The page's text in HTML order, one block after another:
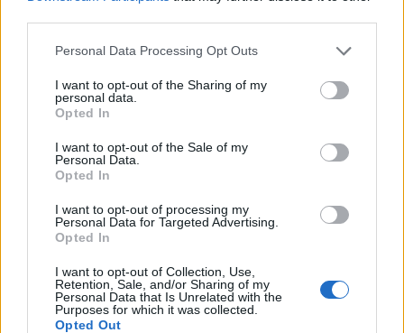
Personal Data Processing Opt Outs
I want to opt-out of the Sharing of my
personal data.
Opted In
I want to opt-out of the Sale of my
Personal Data.
Opted In
I want to opt-out of processing my
Personal Data for Targeted Advertising.
Opted In
I want to opt-out of Collection, Use,
Retention, Sale, and/or Sharing of my
Personal Data that Is Unrelated with the
Purposes for which it was collected.
Opted Out
A keresett cikk a portfolio.hu hírarchívumához
tartozik, melynek olvasása előfizetéses
Az előfizetés a következőket tartalmazza:
Kötéslisták: BÉT elmúlt 2 év napon belüli
kötéslistái
Előfizetés
MÁR ELŐFIZETŐNK VAGY?BEJELENTKEZÉS